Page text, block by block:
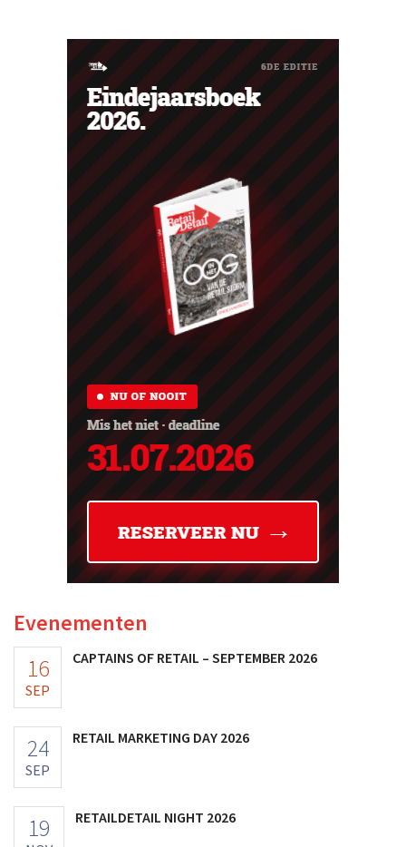
Evenementen
16
SEP
CAPTAINS OF RETAIL – SEPTEMBER 2026
24
SEP
RETAIL MARKETING DAY 2026
19 RETAILDETAIL NIGHT 2026